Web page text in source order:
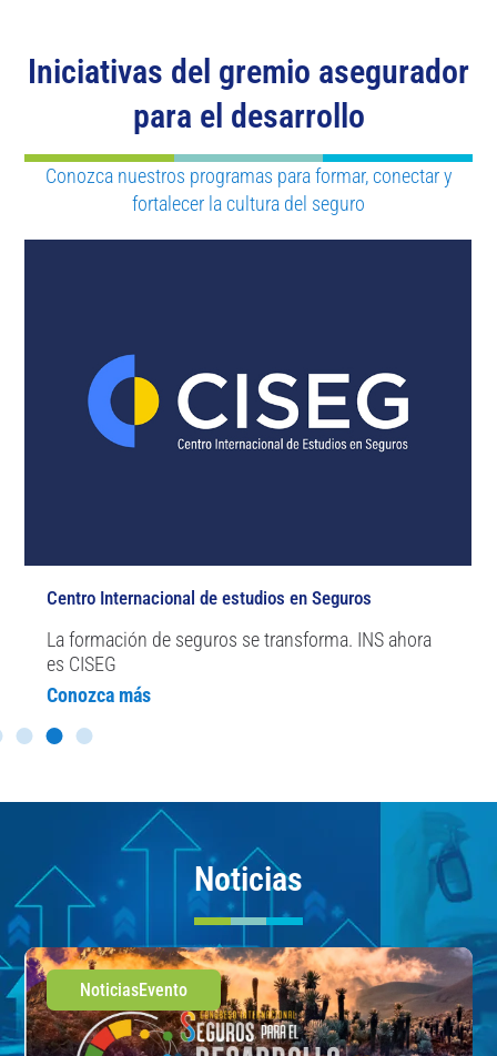
Iniciativas del gremio asegurador
para el desarrollo
Conozca nuestros programas para formar, conectar y
fortalecer la cultura del seguro
Centro Internacional de estudios en Seguros
La formación de seguros se transforma. INS ahora
es CISEG
Conozca más
Noticias
NoticiasEvento